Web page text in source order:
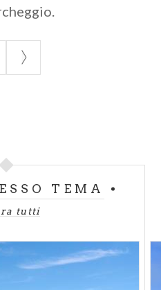
TEMA
tutti